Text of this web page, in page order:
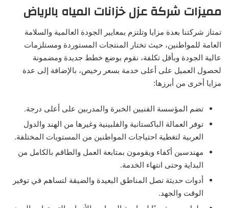
مميزات شركة عزل خزانات المياه بالرياض
تمتاز شركتنا بعدة مزايا وتلتزم بمعايير الجودة العالمية والسلامة
العامة للمواطنين، حيث تختار المنتجات المستوردة ومستلزمات
عالية الجودة وبأقل تكلفة، نقوم بوضع خطط جديدة ومضمونة
لحصول العميل على أعلى خدمة بسعر رخيص، بالإضافة إلى عدة
مزايا أخرى من أبرزها:
تضم المؤسسة الفنيين الخبرة والمدربين على أعلى درجة.
توفر العمالة الباكستانية والفلبينية وغيرها من الهند والدول
العربية لتغطية احتياجات المواطنين من المستويات المختلفة.
مهندسين أكفاء ويقومون بمتابعة العمل والطاقم بالكامل من
البداية وحتى انتهاء الخدمة.
أدوات حديثة تصل المناطق البعيدة والضيقة لتساهم في توفير
الوقت والجهد.